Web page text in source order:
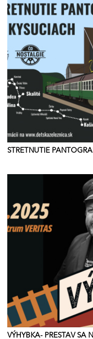
STRETNUTIE
VÝHYBKA- PRESTAV SA